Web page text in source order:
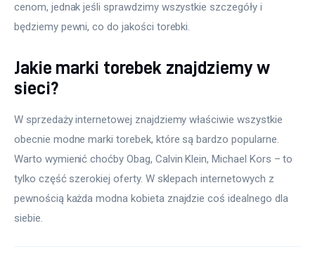
cenom, jednak jeśli sprawdzimy wszystkie szczegóły i
będziemy pewni, co do jakości torebki.
Jakie marki torebek znajdziemy w
sieci?
W sprzedaży internetowej znajdziemy właściwie wszystkie
obecnie modne marki torebek, które są bardzo popularne.
Warto wymienić choćby Obag, Calvin Klein, Michael Kors – to
tylko część szerokiej oferty. W sklepach internetowych z
pewnością każda modna kobieta znajdzie coś idealnego dla
siebie.